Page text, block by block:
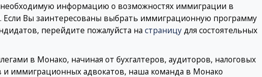
информацию о возможностях иммиграции в
Вы заинтересованы выбрать иммиграционную программу
перейдите пожалуйста на страницудля состоятельных
в Монако, начиная от бухгалтеров, аудиторов, налоговых
и иммиграционных адвокатов, наша команда в Монако